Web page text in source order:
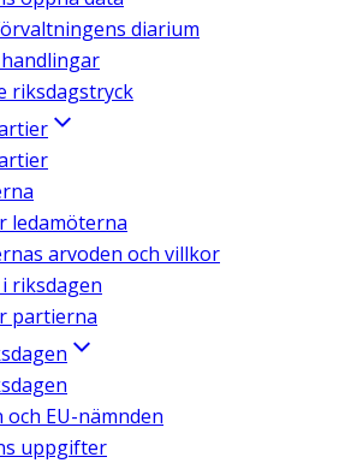
diarium
riksdagstryck
ledamöterna
arvoden och villkor
riksdagen
partierna
EU-nämnden
uppgifter